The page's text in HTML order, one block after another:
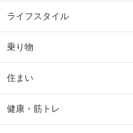
ライフスタイル
乗り物
住まい
健康・筋トレ